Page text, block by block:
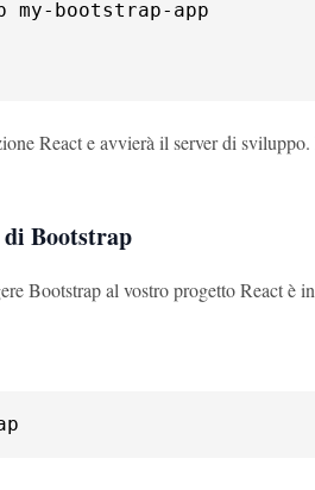
React e avvierà il server di
di Bootstrap
Bootstrap al vostro progetto React è